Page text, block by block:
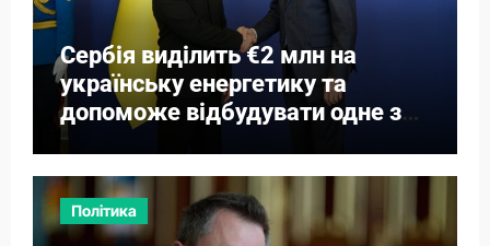
Сербія виділить €2 млн на
українську енергетику та
допоможе відбудувати одне з
міст
Політика